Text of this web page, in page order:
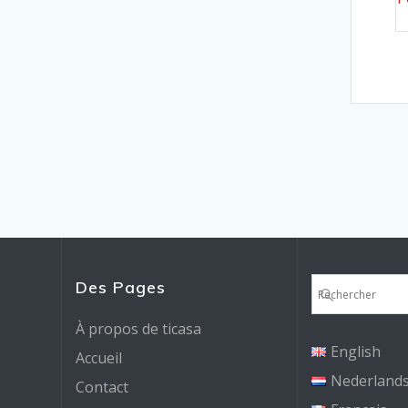
Des Pages
À propos de ticasa
Accueil
Contact
English